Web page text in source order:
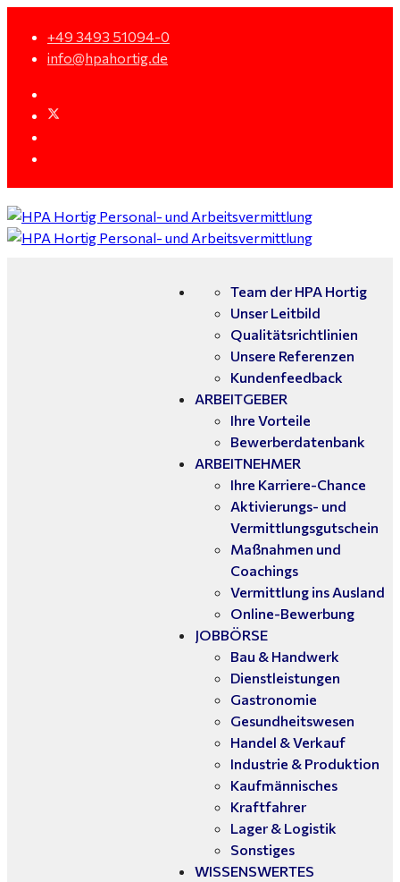
+49 3493 51094-0
info@hpahortig.de
Team der HPA Hortig
Unser Leitbild
Qualitätsrichtlinien
Unsere Referenzen
Kundenfeedback
ARBEITGEBER
Ihre Vorteile
Bewerberdatenbank
ARBEITNEHMER
Ihre Karriere-Chance
Aktivierungs- und
Vermittlungsgutschein
Maßnahmen und
Coachings
Vermittlung ins Ausland
Online-Bewerbung
JOBBÖRSE
Bau & Handwerk
Dienstleistungen
Gastronomie
Gesundheitswesen
Handel & Verkauf
Industrie & Produktion
Kaufmännisches
Kraftfahrer
Lager & Logistik
Sonstiges
WISSENSWERTES